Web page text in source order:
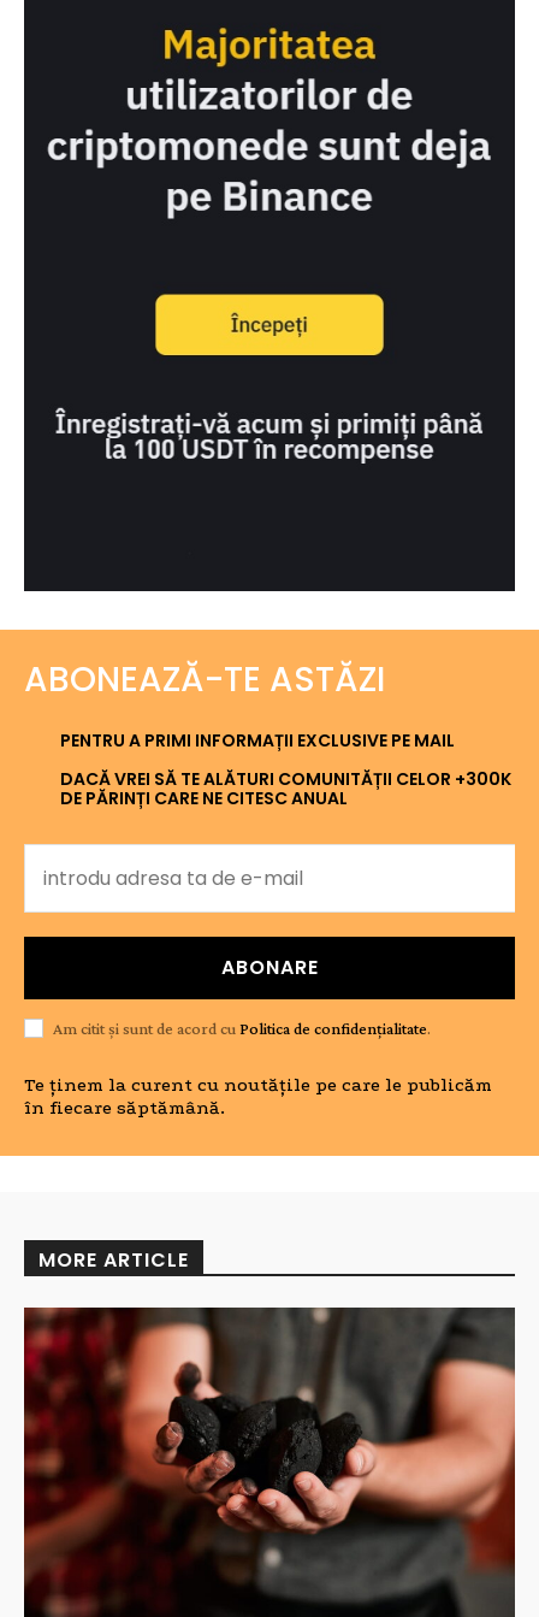
ABONEAZĂ-TE ASTĂZI
PENTRU A PRIMI INFORMAȚII EXCLUSIVE PE MAIL
DACĂ VREI SĂ TE ALĂTURI COMUNITĂȚII CELOR +300K
DE PĂRINȚI CARE NE CITESC ANUAL
ABONARE
Am citit și sunt de acord cu Politica de confidențialitate.
Te ținem la curent cu noutățile pe care le publicăm
în fiecare săptămână.
MORE ARTICLE